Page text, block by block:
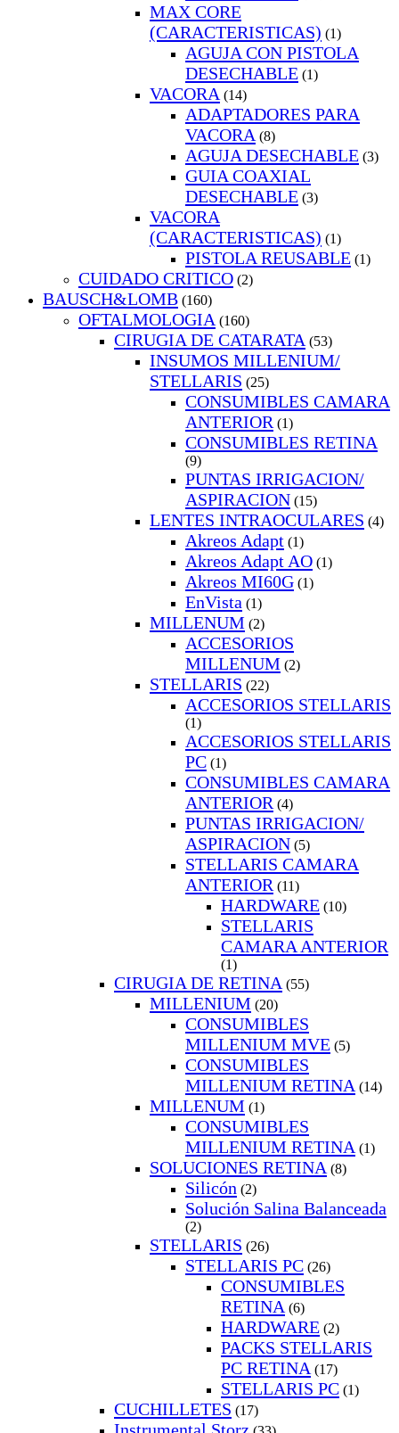
MAX CORE
(CARACTERISTICAS) (1)
AGUJA CON PISTOLA
DESECHABLE (1)
VACORA (14)
ADAPTADORES PARA
VACORA (8)
AGUJA DESECHABLE (3)
GUIA COAXIAL
DESECHABLE (3)
VACORA
(CARACTERISTICAS) (1)
PISTOLA REUSABLE (1)
CUIDADO CRITICO (2)
BAUSCH&LOMB (160)
OFTALMOLOGIA (160)
CIRUGIA DE CATARATA (53)
INSUMOS MILLENIUM/
STELLARIS (25)
CONSUMIBLES CAMARA
ANTERIOR (1)
CONSUMIBLES RETINA
(9)
PUNTAS IRRIGACION/
ASPIRACION (15)
LENTES INTRAOCULARES (4)
Akreos Adapt (1)
Akreos Adapt AO (1)
Akreos MI60G (1)
EnVista (1)
MILLENUM (2)
ACCESORIOS
MILLENUM (2)
STELLARIS (22)
ACCESORIOS STELLARIS
(1)
ACCESORIOS STELLARIS
PC (1)
CONSUMIBLES CAMARA
ANTERIOR (4)
PUNTAS IRRIGACION/
ASPIRACION (5)
STELLARIS CAMARA
ANTERIOR (11)
HARDWARE (10)
STELLARIS
CAMARA ANTERIOR
(1)
CIRUGIA DE RETINA (55)
MILLENIUM (20)
CONSUMIBLES
MILLENIUM MVE (5)
CONSUMIBLES
MILLENIUM RETINA (14)
MILLENUM (1)
CONSUMIBLES
MILLENIUM RETINA (1)
SOLUCIONES RETINA (8)
Silicón (2)
Solución Salina Balanceada
(2)
STELLARIS (26)
STELLARIS PC (26)
CONSUMIBLES
RETINA (6)
HARDWARE (2)
PACKS STELLARIS
PC RETINA (17)
STELLARIS PC (1)
CUCHILLETES (17)